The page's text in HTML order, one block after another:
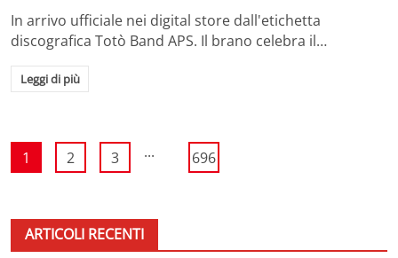
In arrivo ufficiale nei digital store dall'etichetta
discografica Totò Band APS. Il brano celebra il…
Leggi di più
1 2 3 ... 696
ARTICOLI RECENTI